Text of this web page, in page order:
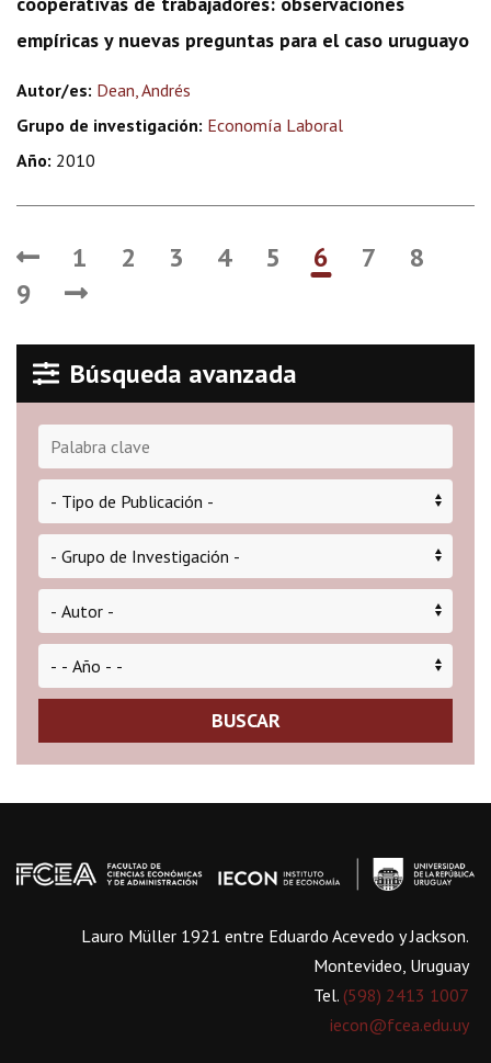
Búsqueda avanzada
BUSCAR
empíricas y nuevas preguntas para el caso uruguayo
Autor/es: Dean, Andrés
Grupo de investigación: Economía Laboral
Año: 2010
1 2 3 4 5 6 7
8
9
Lauro Müller 1921 entre Eduardo Acevedo y Jackson.
Montevideo, Uruguay
Tel. (598) 2413 1007
iecon@fcea.edu.uy